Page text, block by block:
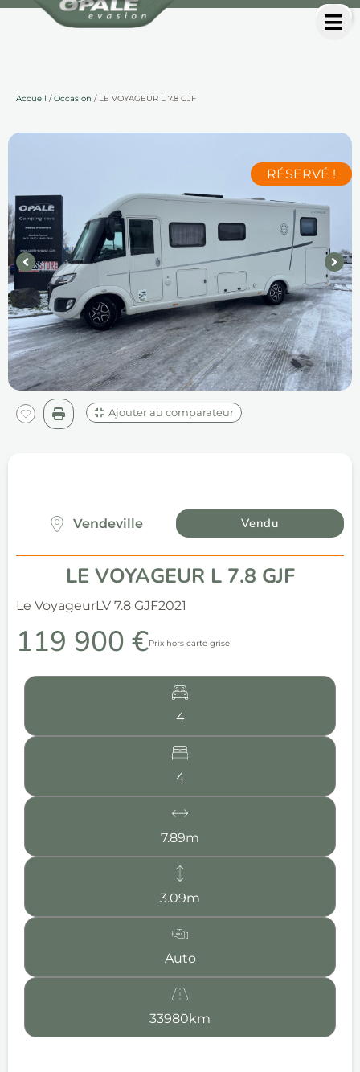
Accueil /Occasion / LE VOYAGEUR L 7.8 GJF
RÉSERVÉ !
Ajouter au comparateur
Vendeville Vendu
LE VOYAGEUR L 7.8 GJF
Le VoyageurLV 7.8 GJF2021
119 900 €Prix hors carte grise
4
4
7.89m
3.09m
Auto
33980km